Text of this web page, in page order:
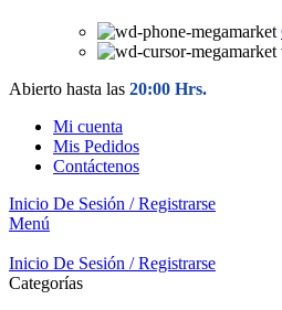
Abierto hasta las 20:00 Hrs.
Mi cuenta
Mis Pedidos
Contáctenos
Inicio De Sesión / Registrarse
Menú
Inicio De Sesión / Registrarse
Categorías